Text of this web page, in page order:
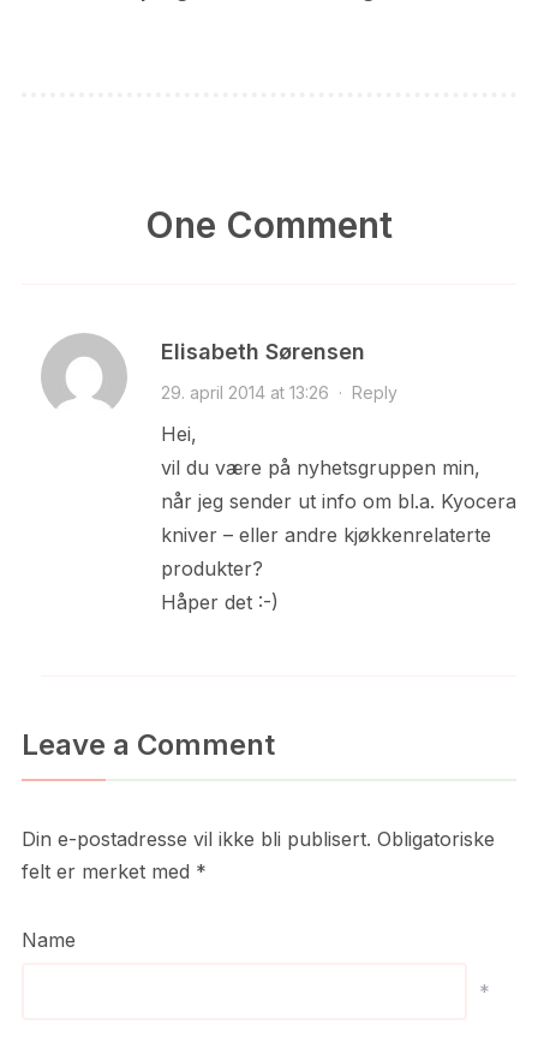
One Comment
Elisabeth Sørensen
29. april 2014 at 13:26 · Reply
Hei,
vil du være på nyhetsgruppen min,
når jeg sender ut info om bl.a. Kyocera
kniver – eller andre kjøkkenrelaterte
produkter?
Håper det :-)
Leave a Comment
Din e-postadresse vil ikke bli publisert. Obligatoriske
felt er merket med *
Name
*